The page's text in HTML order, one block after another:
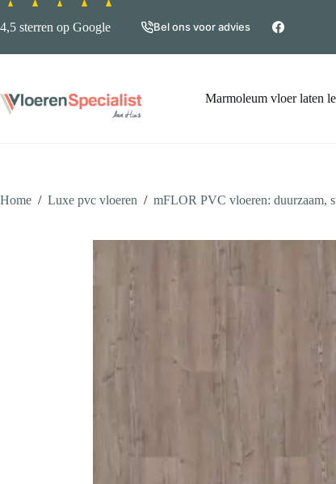
Ga
naar
de
4,5 sterren op Google Bel ons voor advies
Marmoleum vloer laten
Home / Luxe pvc vloeren / mFLOR PVC vloeren: duurzaam,